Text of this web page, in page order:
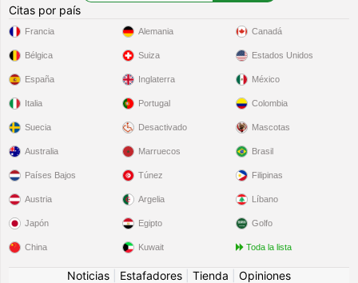
Citas por país
Francia
Bélgica
España
Italia
Suecia
Alemania
Suiza
Inglaterra
Portugal
Desactivado
Canadá
Estados Unidos
México
Colombia
Mascotas
Australia
Países Bajos
Austria
Japón
China
Marruecos
Túnez
Argelia
Egipto
Kuwait
Brasil
Filipinas
Líbano
Golfo
Toda la lista
Noticias Estafadores Tienda
Opiniones